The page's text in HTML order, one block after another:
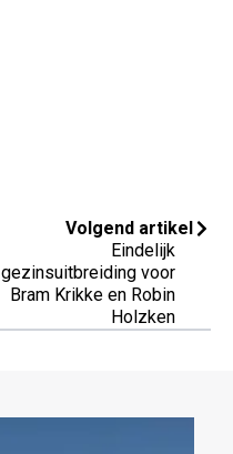
Volgend artikel
Eindelijk
gezinsuitbreiding voor
Bram Krikke en Robin
Holzken